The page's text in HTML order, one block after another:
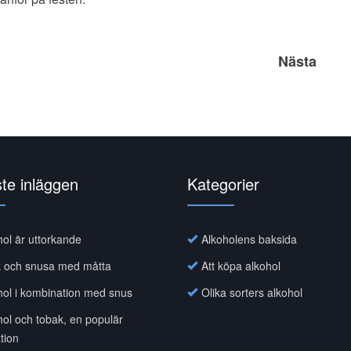
Nästa
inläggen
är uttorkande
och snusa med måtta
i kombination med snus
och tobak, en populär
Kategorier
Alkoholens baksida
Att köpa alkohol
Olika sorters alkohol